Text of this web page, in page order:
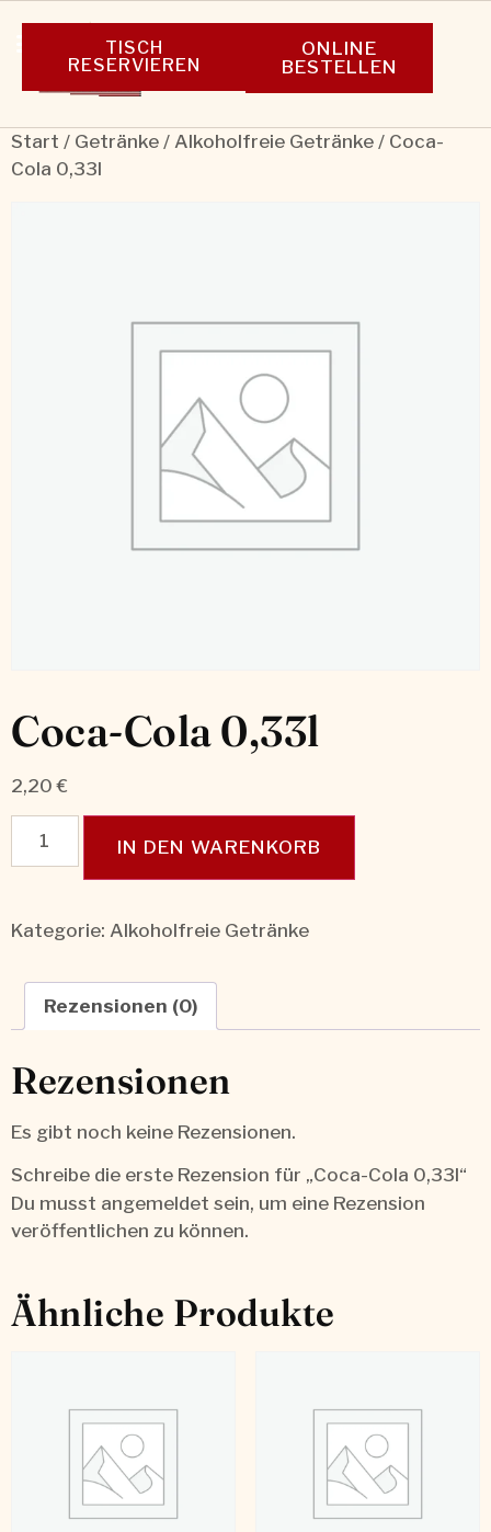
TISCH
RESERVIEREN
ONLINE
BESTELLEN
Start / Getränke / Alkoholfreie Getränke / Coca-
Cola 0,33l
Coca-Cola 0,33l
2,20€
IN DEN WARENKORB
Kategorie: Alkoholfreie Getränke
Rezensionen (0)
Rezensionen
Es gibt noch keine Rezensionen.
Schreibe die erste Rezension für „Coca-Cola 0,33l“
Du musst angemeldet sein, um eine Rezension
veröffentlichen zu können.
Ähnliche Produkte